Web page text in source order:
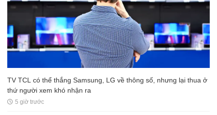
TV TCL có thể thắng Samsung, LG về thông số, nhưng lại thua ở
thứ người xem khó nhận ra
5 giờ trước